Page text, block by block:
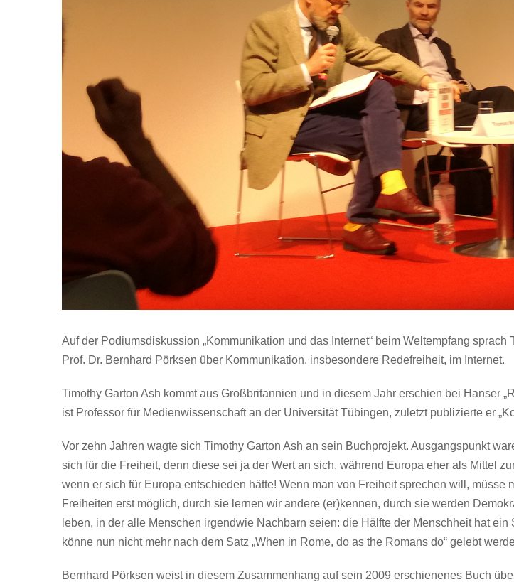
Auf der Podiumsdiskussion „Kommunikation und das Internet“ beim Weltempfang
Prof. Dr. Bernhard Pörksen über Kommunikation, insbesondere Redefreiheit, im Internet.
Timothy Garton Ash kommt aus Großbritannien und in diesem Jahr erschien bei Hanser
ist Professor für Medienwissenschaft an der Universität Tübingen, zuletzt publizierte er
Vor zehn Jahren wagte sich Timothy Garton Ash an sein Buchprojekt. Ausgangspunkt
sich für die Freiheit, denn diese sei ja der Wert an sich, während Europa eher als Mittel
wenn er sich für Europa entschieden hätte! Wenn man von Freiheit sprechen will,
Freiheiten erst möglich, durch sie lernen wir andere (er)kennen, durch sie werden
leben, in der alle Menschen irgendwie Nachbarn seien: die Hälfte der Menschheit hat
könne nun nicht mehr nach dem Satz „When in Rome, do as the Romans do“ gelebt
Bernhard Pörksen weist in diesem Zusammenhang auf sein 2009 erschienenes Buch